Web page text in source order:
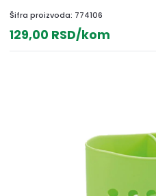
Šifra proizvoda: 774106
129,00 RSD/kom